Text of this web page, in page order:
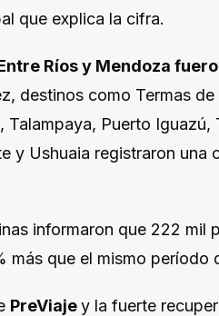
que explica la cifra.
Ríos y Mendoza
destinos como Termas
Puerto Iguazú,
y Ushuaia registraron una
informaron que 222 mil
más que el mismo período
PreViajey la fuerte